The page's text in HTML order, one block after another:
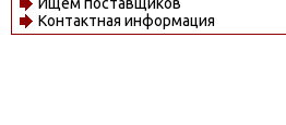
Контактная информация